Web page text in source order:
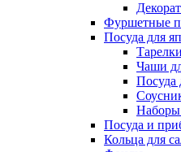
Фуршетные
Посуда для
Чаши
Посуда
Посуда и
Кольца для